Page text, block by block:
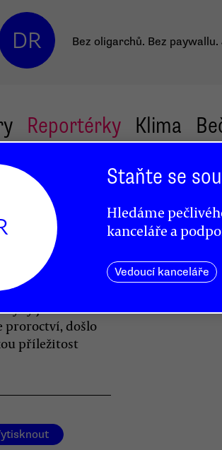
DR Bez oligarchů. Bez paywallu.
Reportérky Klima
melounů
Univerzity
jen ministr
proroctví, došlo
příležitost
Staňte se
Hledáme
kanceláře a
Vedoucí kanceláře